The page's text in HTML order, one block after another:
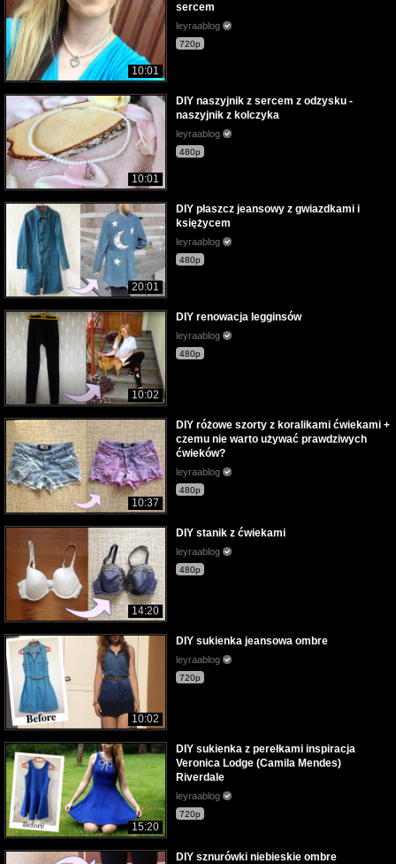
10:01
sercem
leyraablog
720p
10:01
DIY naszyjnik z sercem z odzysku -
naszyjnik z kolczyka
leyraablog
480p
20:01
DIY płaszcz jeansowy z gwiazdkami i
księżycem
leyraablog
480p
10:02
DIY renowacja legginsów
leyraablog
480p
10:37
DIY różowe szorty z koralikami ćwiekami +
czemu nie warto używać prawdziwych
ćwieków?
leyraablog
480p
14:20
DIY stanik z ćwiekami
leyraablog
480p
10:02
DIY sukienka jeansowa ombre
leyraablog
720p
15:20
DIY sukienka z perełkami inspiracja
Veronica Lodge (Camila Mendes)
Riverdale
leyraablog
720p
DIY sznurówki niebieskie ombre